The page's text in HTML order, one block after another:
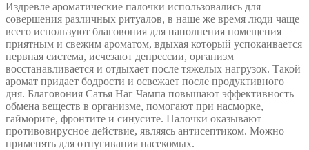
Издревле ароматические палочки использовались для
совершения различных ритуалов, в наше же время люди чаще
всего используют благовония для наполнения помещения
приятным и свежим ароматом, вдыхая который успокаивается
нервная система, исчезают депрессии, организм
восстанавливается и отдыхает после тяжелых нагрузок. Такой
аромат придает бодрости и освежает после продуктивного
дня. Благовония Сатья Наг Чампа повышают эффективность
обмена веществ в организме, помогают при насморке,
гайморите, фронтите и синусите. Палочки оказывают
противовирусное действие, являясь антисептиком. Можно
применять для отпугивания насекомых.